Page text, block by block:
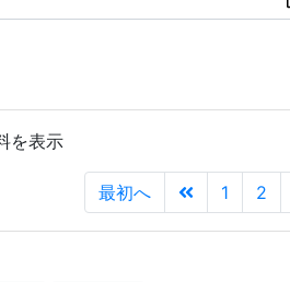
を表示
最初へ 1 2